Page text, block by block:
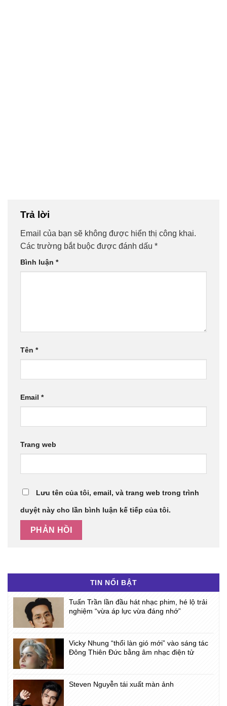
Trả lời
Email của bạn sẽ không được hiển thị công khai.
Các trường bắt buộc được đánh dấu *
Bình luận *
Tên *
Email *
Trang web
Lưu tên của tôi, email, và trang web trong trình
duyệt này cho lần bình luận kế tiếp của tôi.
TIN NỔI BẬT
Tuấn Trần lần đầu hát nhạc phim, hé lộ trải
nghiệm “vừa áp lực vừa đáng nhớ”
Vicky Nhung “thổi làn gió mới” vào sáng tác
Đông Thiên Đức bằng âm nhạc điện tử
Steven Nguyễn tái xuất màn ảnh